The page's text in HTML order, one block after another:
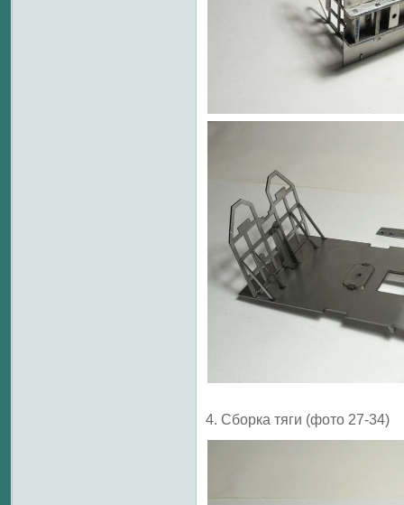
4. Сборка тяги (фото 27-34)